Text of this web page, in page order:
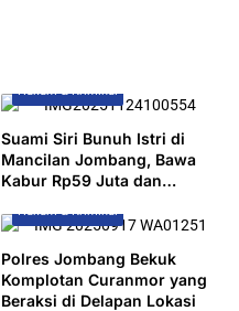
Suami Siri Bunuh Istri di
Mancilan Jombang, Bawa
Kabur Rp59 Juta dan
Polres Jombang Bekuk
Komplotan Curanmor yang
Beraksi di Delapan Lokasi